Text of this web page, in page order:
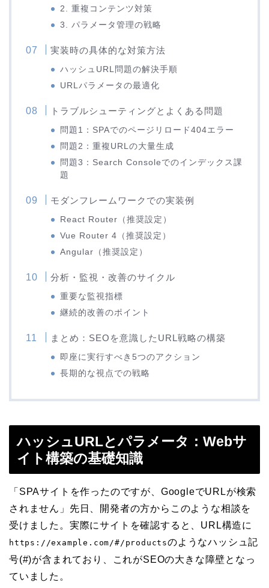
2. 重複コンテンツ対策
3. パラメータ管理の戦略
実装時の具体的な対策方法
ハッシュURL問題の解決手順
URLパラメータの最適化
トラブルシューティングとよくある問題
問題1：SPAでのページリロード404エラー
問題2：重複URLの大量生成
問題3：Search Consoleでのインデックス課
題
モダンフレームワークでの実装例
React Router（推奨設定）
Vue Router 4（推奨設定）
Angular（推奨設定）
分析・監視・改善のサイクル
重要な監視指標
継続的改善のポイント
まとめ：SEOを意識したURL戦略の構築
即座に実行すべき5つのアクション
長期的な視点での戦略
ハッシュURLとパラメータ：Webサ
イト構築の基礎知識
「SPAサイトを作ったのですが、GoogleでURLが検索
されません」先日、開発者の方からこのような相談を
受けました。実際にサイトを確認すると、URL構造に
https://example.com/#/productsのようなハッシュ記
号(#)が含まれており、これがSEOの大きな障壁となっ
ていました。